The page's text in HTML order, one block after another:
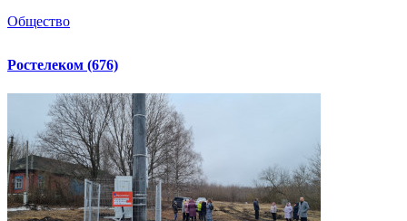
Общество
Ростелеком (676)